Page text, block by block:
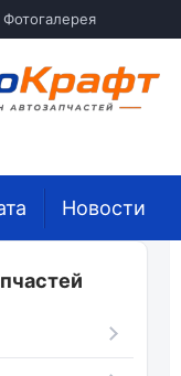
Фотогалерея
Новости